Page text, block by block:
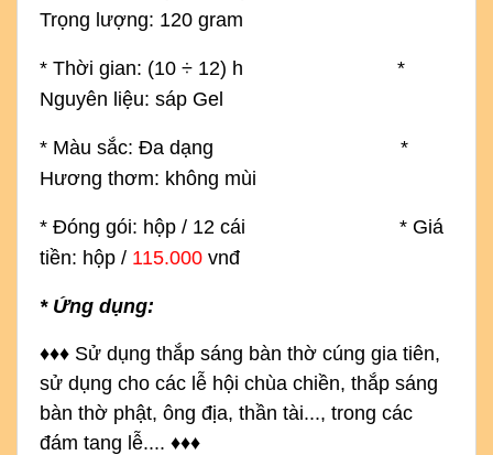
Trọng lượng: 120 gram
* Thời gian: (10 ÷ 12) h *
Nguyên liệu: sáp Gel
* Màu sắc: Đa dạng *
Hương thơm: không mùi
* Đóng gói: hộp / 12 cái * Giá
tiền: hộp / 115.000 vnđ
* Ứng dụng:
♦♦♦ Sử dụng thắp sáng bàn thờ cúng gia tiên,
sử dụng cho các lễ hội chùa chiền, thắp sáng
bàn thờ phật, ông địa, thần tài..., trong các
đám tang lễ.... ♦♦♦